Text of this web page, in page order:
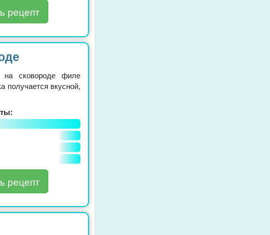
рецепт
на сковороде филе
получается вкусной,
рецепт